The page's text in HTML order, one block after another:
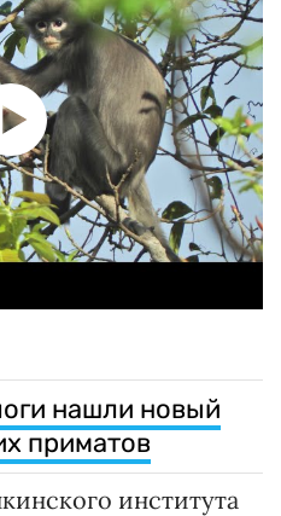
нашли новый
приматов
института